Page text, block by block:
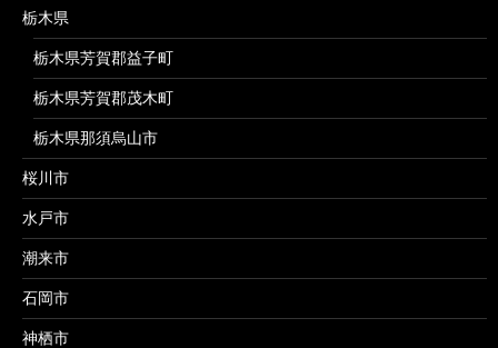
栃木県
栃木県芳賀郡益子町
栃木県芳賀郡茂木町
栃木県那須烏山市
桜川市
水戸市
潮来市
石岡市
神栖市